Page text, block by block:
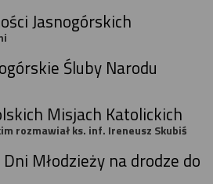
Jasnogórskich
Śluby Narodu
Misjach Katolickich
rozmawiał ks. inf. Ireneusz Skubiś
Młodzieży na drodze do